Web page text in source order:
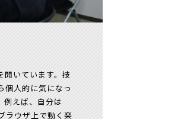
開いています。技
個人的に気になっ
例えば、自分は
ラウザ上で動く楽